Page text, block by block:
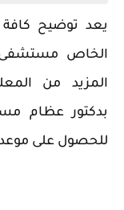
يعد توضيح كافة
الخاص مستشفى
المزيد من
بدكتور عظام
للحصول على